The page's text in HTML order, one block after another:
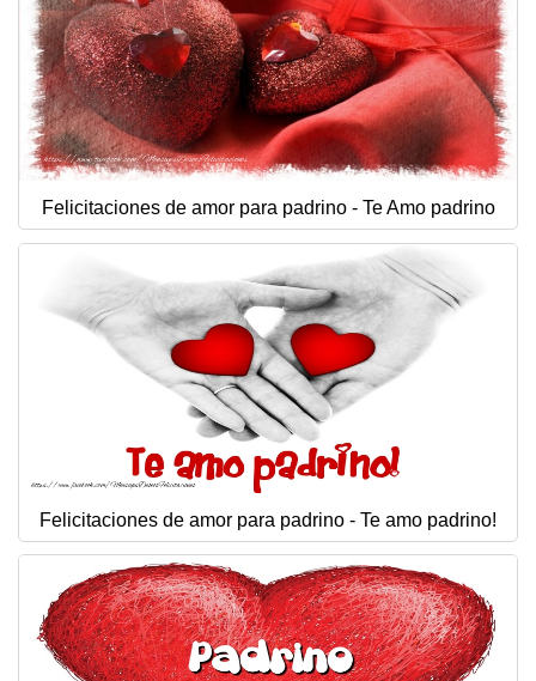
Felicitaciones de amor para padrino - Te Amo padrino
Felicitaciones de amor para padrino - Te amo padrino!